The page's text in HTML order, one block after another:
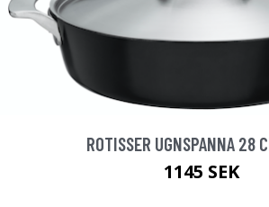
ROTISSER UGNSPANNA 28
1145 SEK